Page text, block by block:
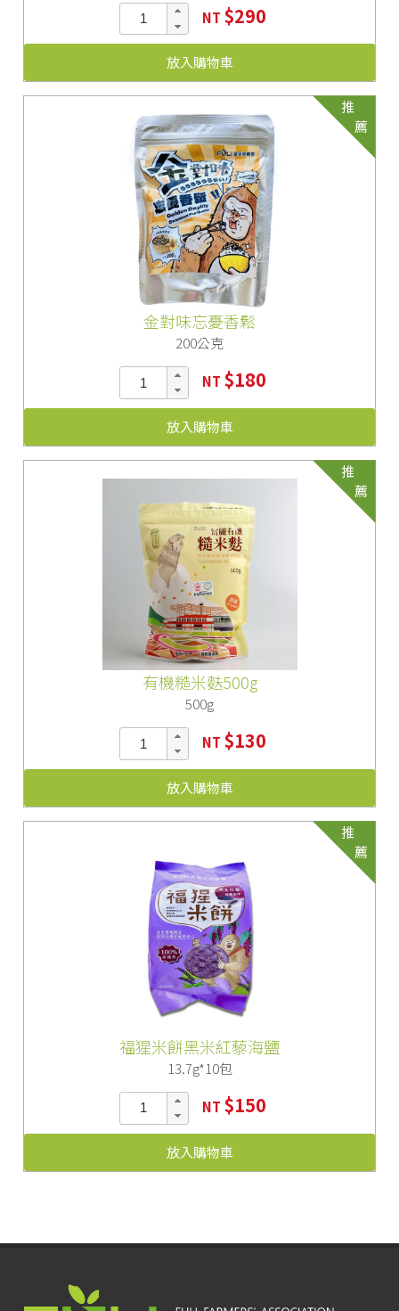
NT $290
放入購物車
推
薦
金對味忘憂香鬆
200公克
NT $180
放入購物車
推
薦
有機糙米麩500g
500g
NT $130
放入購物車
推
薦
福猩米餅黑米紅藜海鹽
13.7g*10包
NT $150
放入購物車